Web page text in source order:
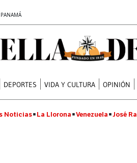
DEPORTES VIDA Y CULTURA OPINIÓN
Noticias La Llorona Venezuela José